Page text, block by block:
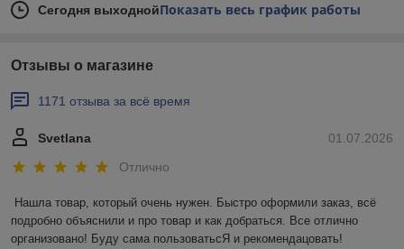
Сегодня выходнойПоказать весь график работы
Отзывы о магазине
1171 отзыва за всё время
01.07.2026
Svetlana
Отлично
Нашла товар, который очень нужен. Быстро оформили заказ, всё
подробно объяснили и про товар и как добраться. Все отлично
организовано! Буду сама пользоватьсЯ и рекомендацовать!